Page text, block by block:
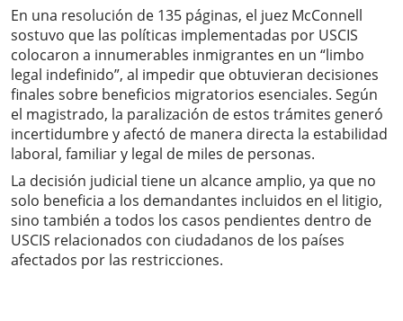
En una resolución de 135 páginas, el juez McConnell
sostuvo que las políticas implementadas por USCIS
colocaron a innumerables inmigrantes en un “limbo
legal indefinido”, al impedir que obtuvieran decisiones
finales sobre beneficios migratorios esenciales. Según
el magistrado, la paralización de estos trámites generó
incertidumbre y afectó de manera directa la estabilidad
laboral, familiar y legal de miles de personas.
La decisión judicial tiene un alcance amplio, ya que no
solo beneficia a los demandantes incluidos en el litigio,
sino también a todos los casos pendientes dentro de
USCIS relacionados con ciudadanos de los países
afectados por las restricciones.